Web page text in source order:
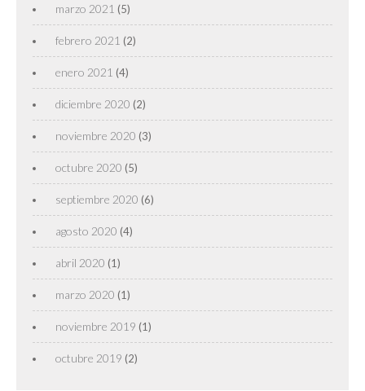
marzo 2021 (5)
febrero 2021 (2)
enero 2021 (4)
diciembre 2020 (2)
noviembre 2020 (3)
octubre 2020 (5)
septiembre 2020 (6)
agosto 2020 (4)
abril 2020 (1)
marzo 2020 (1)
noviembre 2019 (1)
octubre 2019 (2)